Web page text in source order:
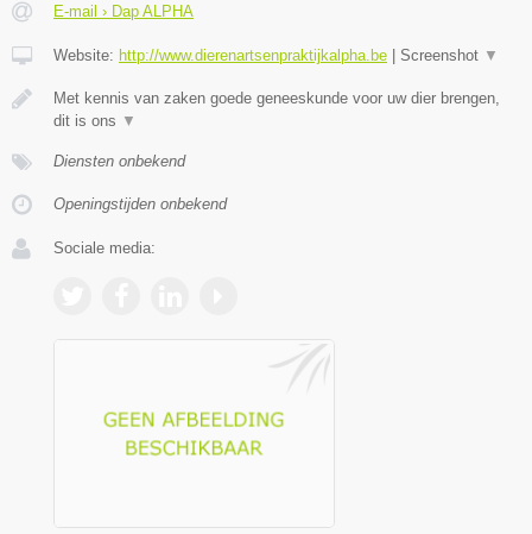
E-mail › Dap ALPHA
Website: http://www.dierenartsenpraktijkalpha.be Screenshot ▼
Met kennis van zaken goede geneeskunde voor uw dier brengen,
dit is ons ▼
Diensten onbekend
Openingstijden onbekend
Sociale media: